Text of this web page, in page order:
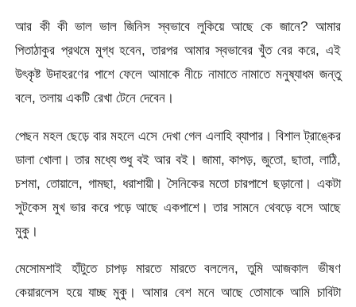
আর কী কী ভাল ভাল জিনিস স্বভাবে লুকিয়ে আছে কে জানে? আমার
পিতাঠাকুর প্রথমে মুগ্ধ হবেন, তারপর আমার স্বভাবের খুঁত বের করে, এই
উৎকৃষ্ট উদাহরণের পাশে ফেলে আমাকে নীচে নামাতে নামাতে মনুষ্যাধম জন্তু
বলে, তলায় একটি রেখা টেনে দেবেন।
পেছন মহল ছেড়ে বার মহলে এসে দেখা গেল এলাহি ব্যাপার। বিশাল ট্রাঙ্কের
ডালা খোলা। তার মধ্যে শুধু বই আর বই। জামা, কাপড়, জুতো, ছাতা, লাঠি,
চশমা, তোয়ালে, গামছা, ধরাশায়ী। সৈনিকের মতো চারপাশে ছড়ানো। একটা
সুটকেস মুখ ভার করে পড়ে আছে একপাশে। তার সামনে থেবড়ে বসে আছে
মুকু।
মেসোমশাই হাঁটুতে চাপড় মারতে মারতে বললেন, তুমি আজকাল ভীষণ
কেয়ারলেস হয়ে যাচ্ছ মুকু। আমার বেশ মনে আছে তোমাকে আমি চাবিটা